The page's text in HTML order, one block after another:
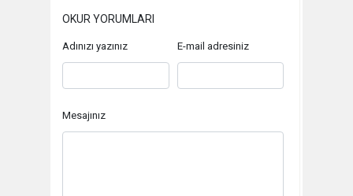
OKUR YORUMLARI
Adınızı yazınız E-mail adresiniz
Mesajınız